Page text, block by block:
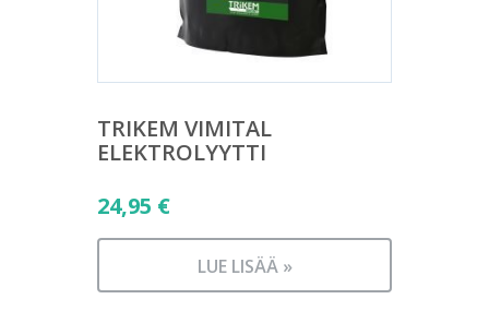
TRIKEM VIMITAL
ELEKTROLYYTTI
24,95 €
LUE LISÄÄ »